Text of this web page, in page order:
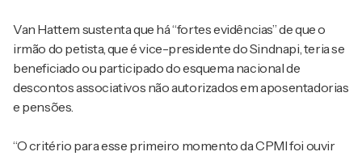
Van Hattem sustenta que há “fortes evidências” de que o
irmão do petista, que é vice-presidente do Sindnapi, teria se
beneficiado ou participado do esquema nacional de
descontos associativos não autorizados em aposentadorias
e pensões.
“O critério para esse primeiro momento da CPMI foi ouvir